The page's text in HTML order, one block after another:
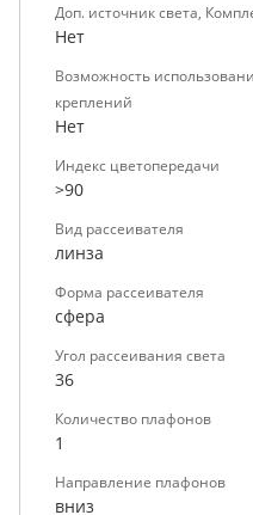
Доп. источник света,
Нет
Возможность
креплений
Нет
Индекс цветопередачи
>90
Вид рассеивателя
линза
Форма рассеивателя
сфера
Угол рассеивания света
36
Количество плафонов
1
Направление плафонов
вниз